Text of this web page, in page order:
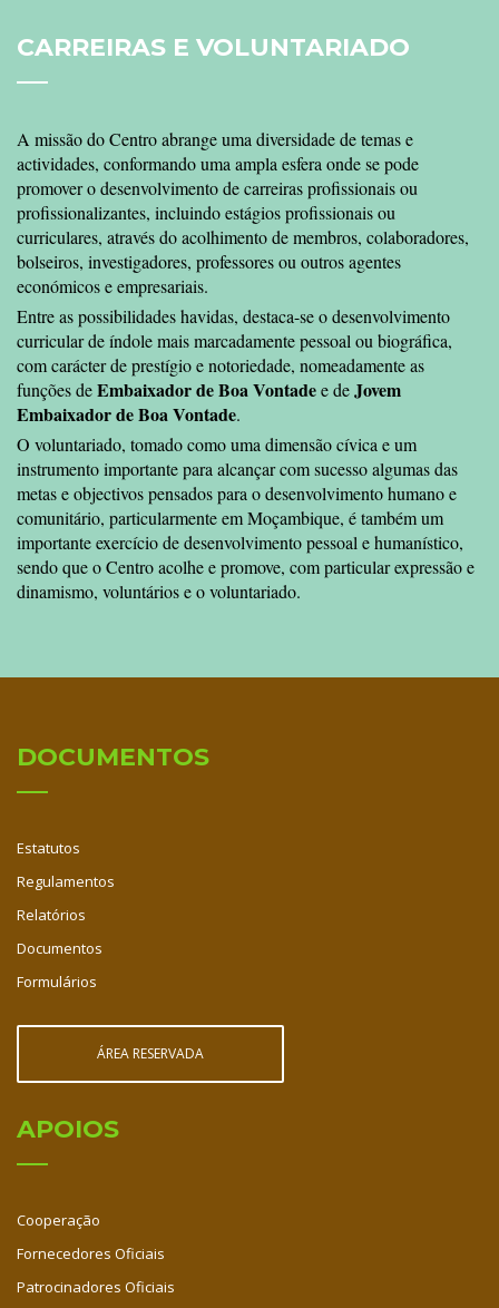
CARREIRAS E VOLUNTARIADO
A missão do Centro abrange uma diversidade de temas e
actividades, conformando uma ampla esfera onde se pode
promover o desenvolvimento de carreiras profissionais ou
profissionalizantes, incluindo estágios profissionais ou
curriculares, através do acolhimento de membros, colaboradores,
bolseiros, investigadores, professores ou outros agentes
económicos e empresariais.
Entre as possibilidades havidas, destaca-se o desenvolvimento
curricular de índole mais marcadamente pessoal ou biográfica,
com carácter de prestígio e notoriedade, nomeadamente as
funções deEmbaixador de Boa Vontadee deJovem
Embaixador de Boa Vontade.
O voluntariado, tomado como uma dimensão cívica e um
instrumento importante para alcançar com sucesso algumas das
metas e objectivos pensados para o desenvolvimento humano e
comunitário, particularmente em Moçambique, é também um
importante exercício de desenvolvimento pessoal e humanístico,
sendo que o Centro acolhe e promove, com particular expressão e
dinamismo, voluntários e o voluntariado.
DOCUMENTOS
Estatutos
Regulamentos
Relatórios
Documentos
Formulários
ÁREA RESERVADA
APOIOS
Cooperação
Fornecedores Oficiais
Patrocinadores Oficiais